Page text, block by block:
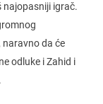
najopasniji igrač.
naravno da će
odluke i Zahid i